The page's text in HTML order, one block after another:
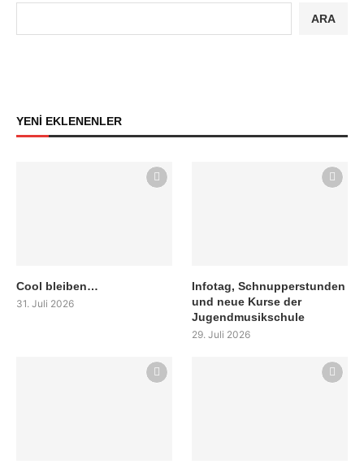
ARA
YENİ EKLENENLER
Cool bleiben…
31. Juli 2026
Infotag, Schnupperstunden
und neue Kurse der
Jugendmusikschule
29. Juli 2026